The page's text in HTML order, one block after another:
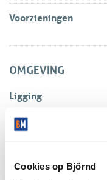
Cookies op Björnd
- Administratie ad.
Staat van oplevering:
In de huidige staat,
- Liften;
- Inbouwarmaturen;
- Toiletgroep:
Voorzieningen
OMGEVING
Ligging